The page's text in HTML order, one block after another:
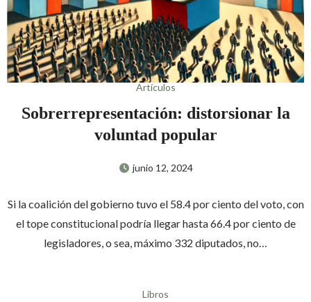
Artículos
Sobrerrepresentación: distorsionar la
voluntad popular
junio 12, 2024
Si la coalición del gobierno tuvo el 58.4 por ciento del voto, con
el tope constitucional podría llegar hasta 66.4 por ciento de
legisladores, o sea, máximo 332 diputados, no…
Libros